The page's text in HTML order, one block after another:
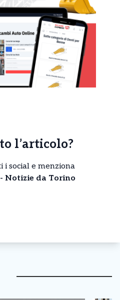
l’articolo?
social e menziona
Notizie da Torino